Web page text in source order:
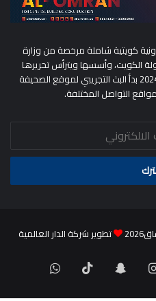
كويتية شاملة مرخصة من وزارة
الكويت، وأسسها ويترأس تحريرها
الكاتب/ مطلق الحريجي ، وفي مايو 2024 بدأ البث التجريبي لموقع الصحيفة
التواصل المختلفة.
تطوير شركة الدار العالمية
انستقرامسناب
‫TikTokواتساب